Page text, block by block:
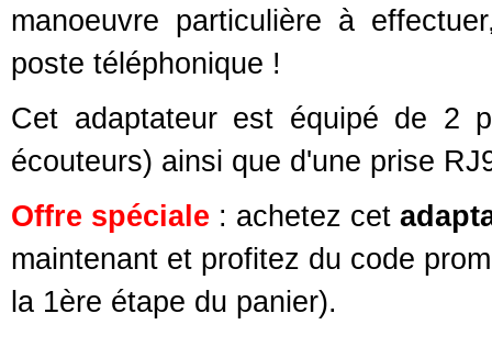
manoeuvre particulière à
poste téléphonique !
Cet adaptateur est équipé de 2
écouteurs) ainsi que d'une prise
Offre spéciale : achetez cet
maintenant et profitez du code
la 1ère étape du panier).